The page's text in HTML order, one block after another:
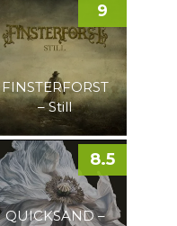
FINSTERFORST
– Still
9
QUICKSAND –
8.5